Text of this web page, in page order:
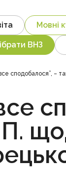
Мовні
ВНЗ
сподобалося”, –